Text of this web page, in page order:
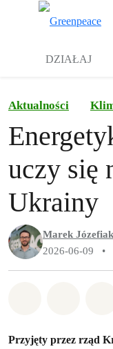
DZIAŁAJ
Aktualności
uczy się
Ukrainy
Marek Józefiak
2026-06-09
•
Przyjęty przez rząd